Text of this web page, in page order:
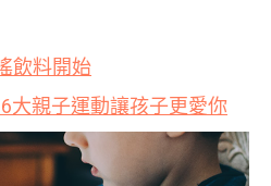
飲料開始
大親子運動讓孩子更愛你